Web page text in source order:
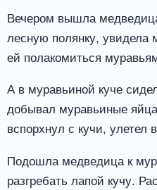
Вечером вышла
лесную полянку, увидела
ей полакомиться
А в муравьиной куче
добывал муравьиные
вспорхнул с кучи, улетел
Подошла медведица к
разгребать лапой кучу.